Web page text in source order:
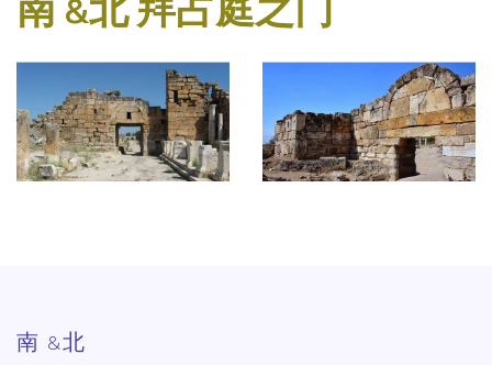
南 &北 拜占庭之门
南 &北